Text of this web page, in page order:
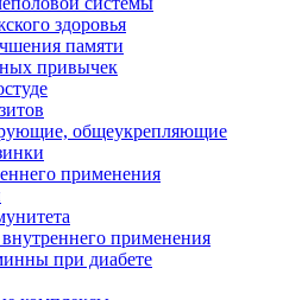
здоровья
памяти
привычек
общеукрепляющие
применения
применения
при диабете